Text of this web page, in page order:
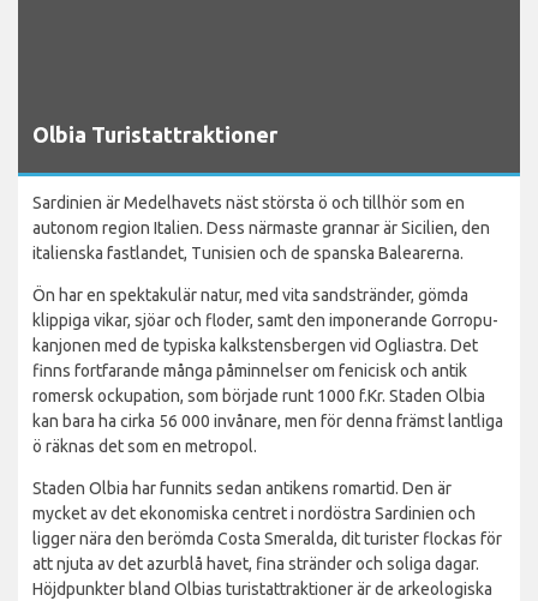
Olbia Turistattraktioner
Sardinien är Medelhavets näst största ö och tillhör som en
autonom region Italien. Dess närmaste grannar är Sicilien, den
italienska fastlandet, Tunisien och de spanska Balearerna.
Ön har en spektakulär natur, med vita sandstränder, gömda
klippiga vikar, sjöar och floder, samt den imponerande Gorropu-
kanjonen med de typiska kalkstensbergen vid Ogliastra. Det
finns fortfarande många påminnelser om fenicisk och antik
romersk ockupation, som började runt 1000 f.Kr. Staden Olbia
kan bara ha cirka 56 000 invånare, men för denna främst lantliga
ö räknas det som en metropol.
Staden Olbia har funnits sedan antikens romartid. Den är
mycket av det ekonomiska centret i nordöstra Sardinien och
ligger nära den berömda Costa Smeralda, dit turister flockas för
att njuta av det azurblå havet, fina stränder och soliga dagar.
Höjdpunkter bland Olbias turistattraktioner är de arkeologiska